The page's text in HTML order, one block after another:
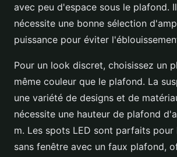
avec peu d'espace sous le plafond.
nécessite une bonne sélection
puissance pour éviter
Pour un look discret, choisissez un
même couleur que le plafond. La
une variété de designs et de
nécessite une hauteur de plafond
m. Les spots LED sont parfaits
sans fenêtre avec un faux plafond,